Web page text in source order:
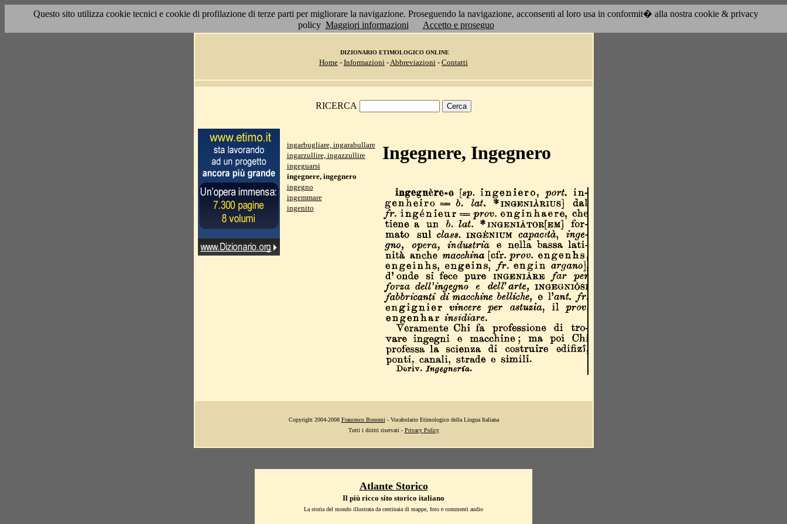
Questo sito utilizza cookie tecnici e cookie di profilazione di terze parti per migliorare la navigazione. Proseguendo la navigazione, acconsenti al loro usa in conformit� alla nostra cookie & privacy
policy Maggiori informazioni Accetto e proseguo
DIZIONARIO ETIMOLOGICO ONLINE
Home - Informazioni -Abbreviazioni - Contatti
RICERCA
ingarbugliare, ingarabullare
ingarzullire, ingazzullire
ingeguarsi
ingegnere, ingegnero
ingegno
ingemmare
ingenito
Ingegnere, Ingegnero
Copyright 2004-2008 Francesco Bonomi - Vocabolario Etimologico della Lingua Italiana
Tutti i diritti riservati - Privacy Policy
Atlante Storico
Il più ricco sito storico italiano
La storia del mondo illustrata da centinaia di mappe, foto e commenti audio